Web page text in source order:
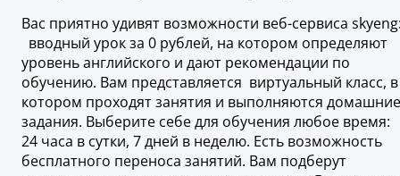
Вас приятно удивят возможности веб-сервиса
вводный урок за 0 рублей, на котором определяют
уровень английского и дают рекомендации по
обучению. Вам представляется виртуальный класс, в
котором проходят занятия и выполняются домашние
задания. Выберите себе для обучения любое время:
24 часа в сутки, 7 дней в неделю. Есть возможность
бесплатного переноса занятий. Вам подберут